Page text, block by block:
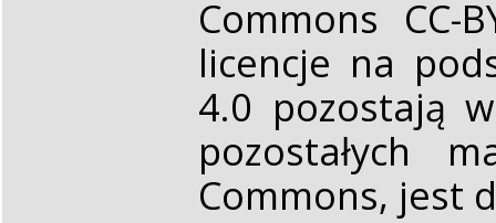
Commons CC-
licencje na
4.0 pozostają
pozostałych
Commons, jest